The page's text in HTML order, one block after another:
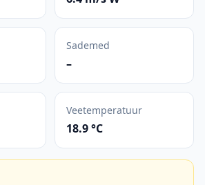
Sademed
–
Veetemperatuur
18.9 °C